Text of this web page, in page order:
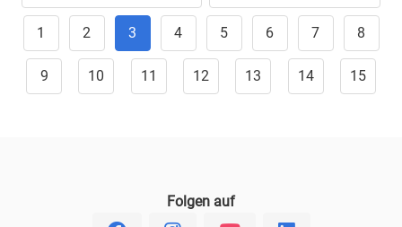
1 2 3 4 5 6 7 8
9 10 11 12 13 14 15
Folgen auf